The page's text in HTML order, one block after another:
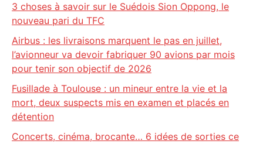
3 choses à savoir sur le Suédois Sion Oppong, le
nouveau pari du TFC
Airbus : les livraisons marquent le pas en juillet,
l’avionneur va devoir fabriquer 90 avions par mois
pour tenir son objectif de 2026
Fusillade à Toulouse : un mineur entre la vie et la
mort, deux suspects mis en examen et placés en
détention
Concerts, cinéma, brocante… 6 idées de sorties ce